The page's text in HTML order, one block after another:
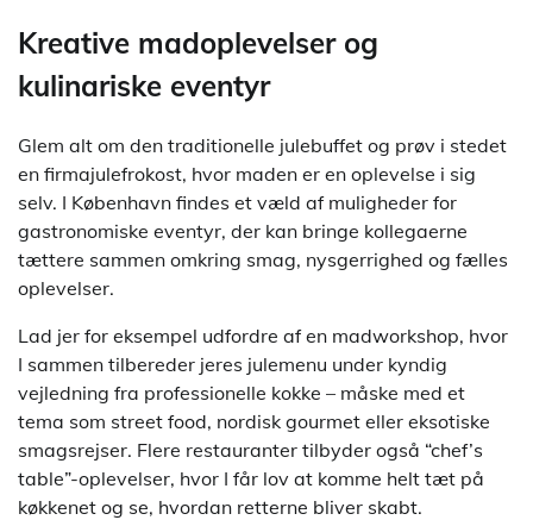
Kreative madoplevelser og
kulinariske eventyr
Glem alt om den traditionelle julebuffet og prøv i stedet
en firmajulefrokost, hvor maden er en oplevelse i sig
selv. I København findes et væld af muligheder for
gastronomiske eventyr, der kan bringe kollegaerne
tættere sammen omkring smag, nysgerrighed og fælles
oplevelser.
Lad jer for eksempel udfordre af en madworkshop, hvor
I sammen tilbereder jeres julemenu under kyndig
vejledning fra professionelle kokke – måske med et
tema som street food, nordisk gourmet eller eksotiske
smagsrejser. Flere restauranter tilbyder også “chef’s
table”-oplevelser, hvor I får lov at komme helt tæt på
køkkenet og se, hvordan retterne bliver skabt.